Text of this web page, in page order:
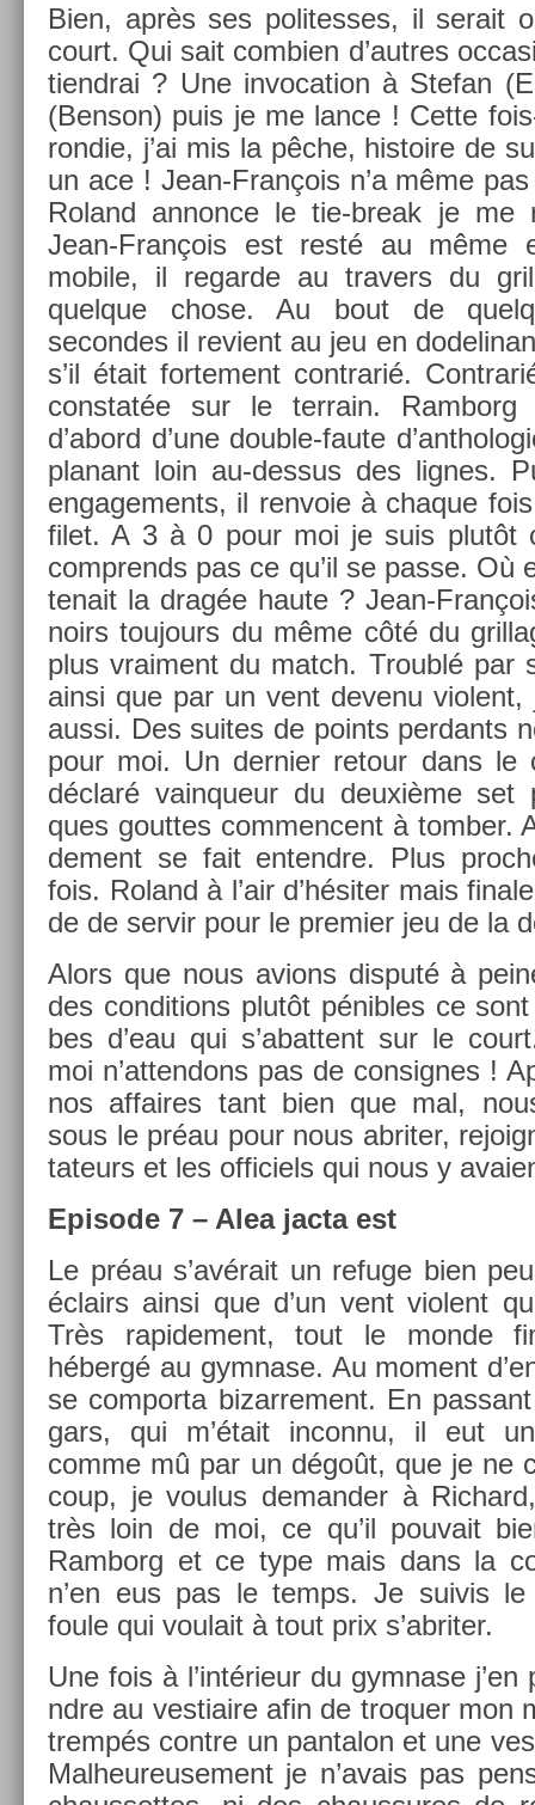
Bien, après ses polites­ses, il serait
court. Qui sait com­bi­en d’aut­res
tiendrai ? Une in­voca­tion à Stefan
(Be­nson) puis je me lance ! Cette
rondie, j’ai mis la pêche, his­toire de
un ace ! Jean-François n’a même
Roland an­non­ce le tie-break je me
Jean-François est resté au même
mobile, il re­gar­de au trav­ers du
quel­que chose. Au bout de
secon­des il re­vient au jeu en
s’il était for­te­ment contra­rié.
con­stat­ée sur le ter­rain.
d’abord d’une double-faute
planant loin au-dessus des lig­nes.
en­gage­ments, il re­nvoie à chaque
filet. A 3 à 0 pour moi je suis plutôt
com­prends pas ce qu’il se passe. Où
tenait la dragée haute ? Jean-
noirs toujours du même côté du
plus vrai­ment du match. Troublé par
ainsi que par un vent de­venu
aussi. Des suites de points per­dants
pour moi. Un de­rni­er re­tour dans le
déclaré vain­queur du deuxième
ques gout­tes com­men­cent à tomb­er.
de­ment se fait en­tendre. Plus
fois. Roland à l’air d’hésiter mais
de de ser­vir pour le pre­mi­er jeu de la
Alors que nous av­ions dis­puté à
des con­di­tions plutôt pénib­les ce
bes d’eau qui s’abat­tent sur le
moi n’at­tendons pas de con­sig­nes !
nos af­faires tant bien que mal,
sous le préau pour nous ab­rit­er,
tateurs et les of­ficiels qui nous y
Epi­sode 7 – Alea jacta est
Le préau s’avérait un re­fuge bien
éclairs ainsi que d’un vent violent
Très rapide­ment, tout le monde
hébergé au gym­nase. Au mo­ment
se com­por­ta bi­zar­re­ment. En
gars, qui m’était in­con­nu, il eut
comme mû par un dégoût, que je ne
coup, je voulus de­mand­er à
très loin de moi, ce qu’il pouvait
Ram­borg et ce type mais dans la
n’en eus pas le temps. Je suivis
foule qui voulait à tout prix s’ab­rit­er.
Une fois à l’intérieur du gym­nase
ndre au ves­tiaire afin de troqu­er mon
trempés con­tre un pan­talon et une
Mal­heureuse­ment je n’avais pas